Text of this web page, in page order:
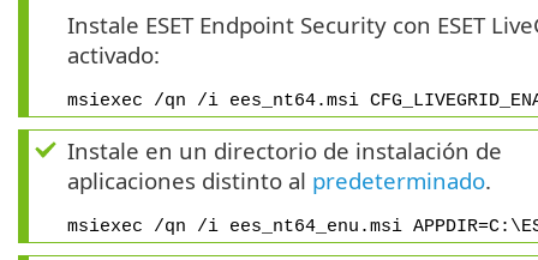
Instale ESET Endpoint Security con ESET
activado:
msiexec /qn /i ees_nt64.msi
Instale en un directorio de instalación de
aplicaciones distinto al predeterminado.
msiexec /qn /i ees_nt64_enu.msi